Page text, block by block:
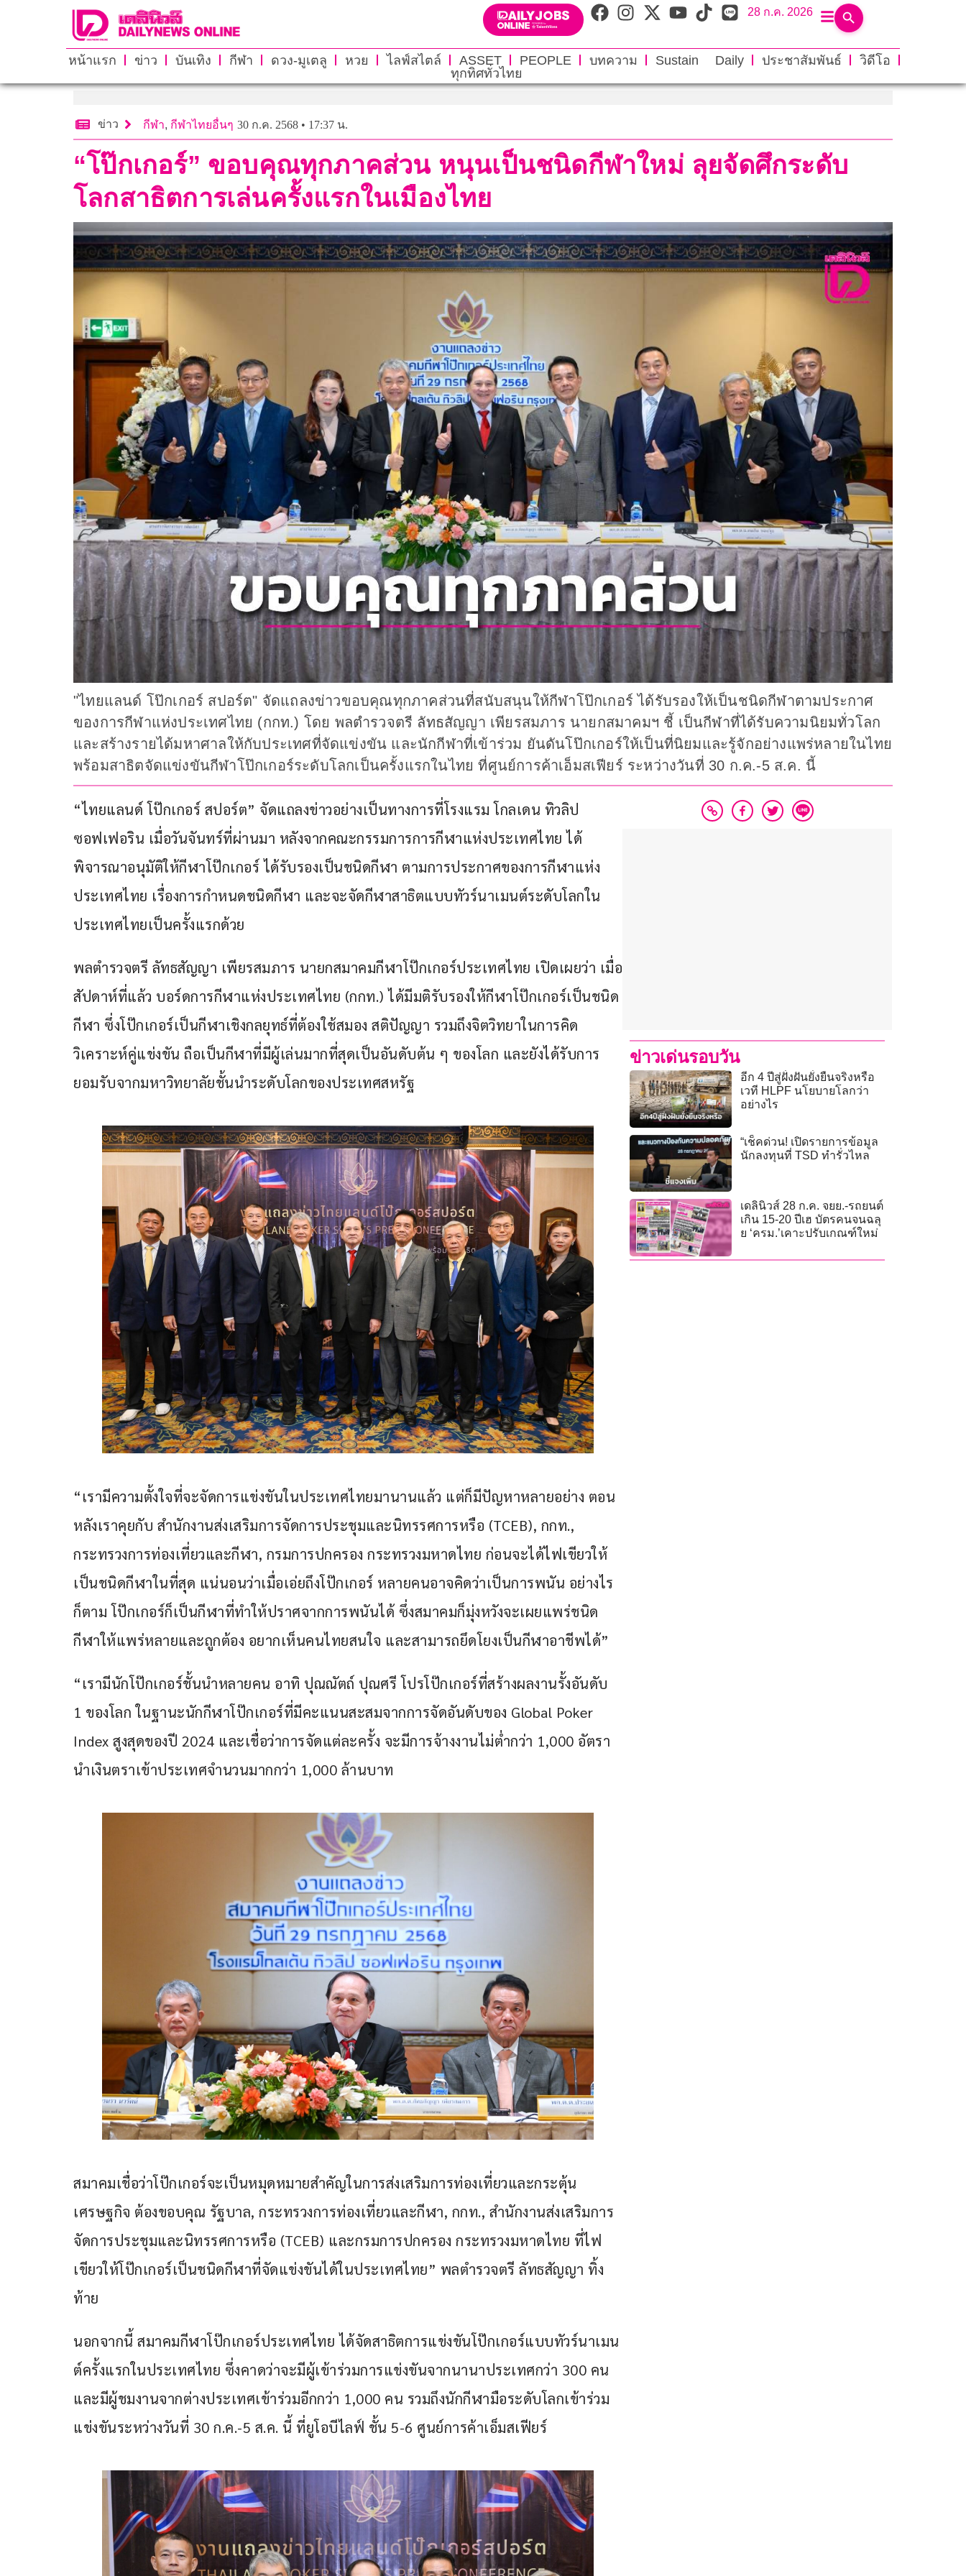
28 ก.ค. 2026
หน้าแรก ข่าว บันเทิง กีฬา ดวง-มูเตลู หวย ไลฟ์สไตล์ ASSET PEOPLE บทความ Sustain Daily ประชาสัมพันธ์
วิดีโอ
ทุกทิศทั่วไทย
ข่าว กีฬา, กีฬาไทยอื่นๆ 30 ก.ค. 2568 • 17:37 น.
“โป๊กเกอร์” ขอบคุณทุกภาคส่วน หนุนเป็นชนิดกีฬาใหม่ ลุยจัดศึกระดับ
โลกสาธิตการเล่นครั้งแรกในเมืองไทย
"ไทยแลนด์ โป๊กเกอร์ สปอร์ต" จัดแถลงข่าวขอบคุณทุกภาคส่วนที่สนับสนุนให้กีฬาโป๊กเกอร์ ได้รับรองให้เป็นชนิดกีฬาตามประกาศ
ของการกีฬาแห่งประเทศไทย (กกท.) โดย พลตำรวจตรี ลัทธสัญญา เพียรสมภาร นายกสมาคมฯ ชี้ เป็นกีฬาที่ได้รับความนิยมทั่วโลก
และสร้างรายได้มหาศาลให้กับประเทศที่จัดแข่งขัน และนักกีฬาที่เข้าร่วม ยันดันโป๊กเกอร์ให้เป็นที่นิยมและรู้จักอย่างแพร่หลายในไทย
พร้อมสาธิตจัดแข่งขันกีฬาโป๊กเกอร์ระดับโลกเป็นครั้งแรกในไทย ที่ศูนย์การค้าเอ็มสเฟียร์ ระหว่างวันที่ 30 ก.ค.-5 ส.ค. นี้
“ไทยแลนด์ โป๊กเกอร์ สปอร์ต” จัดแถลงข่าวอย่างเป็นทางการที่โรงแรม โกลเดน ทิวลิป
ซอฟเฟอริน เมื่อวันจันทร์ที่ผ่านมา หลังจากคณะกรรมการการกีฬาแห่งประเทศไทย ได้
พิจารณาอนุมัติให้กีฬาโป๊กเกอร์ ได้รับรองเป็นชนิดกีฬา ตามการประกาศของการกีฬาแห่ง
ประเทศไทย เรื่องการกำหนดชนิดกีฬา และจะจัดกีฬาสาธิตแบบทัวร์นาเมนต์ระดับโลกใน
ประเทศไทยเป็นครั้งแรกด้วย
พลตำรวจตรี ลัทธสัญญา เพียรสมภาร นายกสมาคมกีฬาโป๊กเกอร์ประเทศไทย เปิดเผยว่า เมื่อ
สัปดาห์ที่แล้ว บอร์ดการกีฬาแห่งประเทศไทย (กกท.) ได้มีมติรับรองให้กีฬาโป๊กเกอร์เป็นชนิด
กีฬา ซึ่งโป๊กเกอร์เป็นกีฬาเชิงกลยุทธ์ที่ต้องใช้สมอง สติปัญญา รวมถึงจิตวิทยาในการคิด
วิเคราะห์คู่แข่งขัน ถือเป็นกีฬาที่มีผู้เล่นมากที่สุดเป็นอันดับต้น ๆ ของโลก และยังได้รับการ
ยอมรับจากมหาวิทยาลัยชั้นนำระดับโลกของประเทศสหรัฐ
“เรามีความตั้งใจที่จะจัดการแข่งขันในประเทศไทยมานานแล้ว แต่ก็มีปัญหาหลายอย่าง ตอน
หลังเราคุยกับ สำนักงานส่งเสริมการจัดการประชุมและนิทรรศการหรือ (TCEB), กกท.,
กระทรวงการท่องเที่ยวและกีฬา, กรมการปกครอง กระทรวงมหาดไทย ก่อนจะได้ไฟเขียวให้
เป็นชนิดกีฬาในที่สุด แน่นอนว่าเมื่อเอ่ยถึงโป๊กเกอร์ หลายคนอาจคิดว่าเป็นการพนัน อย่างไร
ก็ตาม โป๊กเกอร์ก็เป็นกีฬาที่ทำให้ปราศจากการพนันได้ ซึ่งสมาคมก็มุ่งหวังจะเผยแพร่ชนิด
กีฬาให้แพร่หลายและถูกต้อง อยากเห็นคนไทยสนใจ และสามารถยึดโยงเป็นกีฬาอาชีพได้”
“เรามีนักโป๊กเกอร์ชั้นนำหลายคน อาทิ ปุณณัตถ์ ปุณศรี โปรโป๊กเกอร์ที่สร้างผลงานรั้งอันดับ
1 ของโลก ในฐานะนักกีฬาโป๊กเกอร์ที่มีคะแนนสะสมจากการจัดอันดับของ Global Poker
Index สูงสุดของปี 2024 และเชื่อว่าการจัดแต่ละครั้ง จะมีการจ้างงานไม่ต่ำกว่า 1,000 อัตรา
นำเงินตราเข้าประเทศจำนวนมากกว่า 1,000 ล้านบาท
สมาคมเชื่อว่าโป๊กเกอร์จะเป็นหมุดหมายสำคัญในการส่งเสริมการท่องเที่ยวและกระตุ้น
เศรษฐกิจ ต้องขอบคุณ รัฐบาล, กระทรวงการท่องเที่ยวและกีฬา, กกท., สำนักงานส่งเสริมการ
จัดการประชุมและนิทรรศการหรือ (TCEB) และกรมการปกครอง กระทรวงมหาดไทย ที่ไฟ
เขียวให้โป๊กเกอร์เป็นชนิดกีฬาที่จัดแข่งขันได้ในประเทศไทย” พลตำรวจตรี ลัทธสัญญา ทิ้ง
ท้าย
นอกจากนี้ สมาคมกีฬาโป๊กเกอร์ประเทศไทย ได้จัดสาธิตการแข่งขันโป๊กเกอร์แบบทัวร์นาเมน
ต์ครั้งแรกในประเทศไทย ซึ่งคาดว่าจะมีผู้เข้าร่วมการแข่งขันจากนานาประเทศกว่า 300 คน
และมีผู้ชมงานจากต่างประเทศเข้าร่วมอีกกว่า 1,000 คน รวมถึงนักกีฬามือระดับโลกเข้าร่วม
แข่งขันระหว่างวันที่ 30 ก.ค.-5 ส.ค. นี้ ที่ยูโอบีไลฟ์ ชั้น 5-6 ศูนย์การค้าเอ็มสเฟียร์
ข่าวเด่นรอบวัน
อีก 4 ปีสู่ฝั่งฝันยั่งยืนจริงหรือ
เวที HLPF นโยบายโลกว่า
อย่างไร
“เช็คด่วน! เปิดรายการข้อมูล
นักลงทุนที่ TSD ทำรั่วไหล
เดลินิวส์ 28 ก.ค. จยย.-รถยนต์
เกิน 15-20 ปีเฮ บัตรคนจนฉลุ
ย ‘ครม.’เคาะปรับเกณฑ์ใหม่